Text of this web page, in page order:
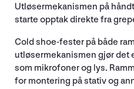
Utløsermekanismen på
starte opptak direkte fra
Cold shoe-fester på både
utløsermekanismen gjør det
som mikrofoner og lys.
for montering på stativ og